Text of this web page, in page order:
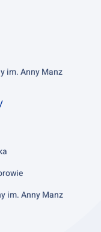
im. Anny Manz
im. Anny Manz